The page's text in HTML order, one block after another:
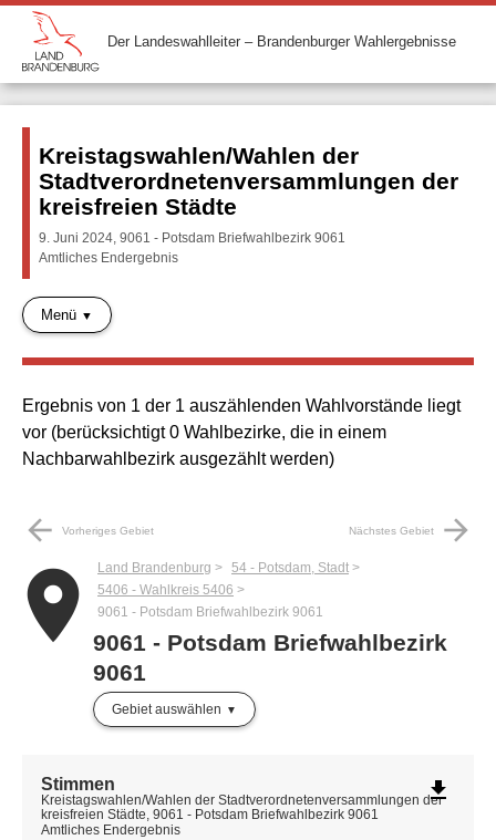
Der Landeswahlleiter – Brandenburger Wahlergebnisse
Kreistagswahlen/Wahlen der
Stadtverordnetenversammlungen der
kreisfreien Städte
9. Juni 2024, 9061 - Potsdam Briefwahlbezirk 9061
Amtliches Endergebnis
Menü
Ergebnis von 1 der 1 auszählenden Wahlvorstände liegt
vor (berücksichtigt 0 Wahlbezirke, die in einem
Nachbarwahlbezirk ausgezählt werden)
arrow_back Vorheriges Gebiet Nächstes Gebiet arrow_forward
place Land Brandenburg
54 - Potsdam, Stadt
5406 - Wahlkreis 5406
9061 - Potsdam Briefwahlbezirk 9061
9061 - Potsdam Briefwahlbezirk
9061
Gebiet auswählen
Stimmen
Kreistagswahlen/Wahlen der Stadtverordnetenversammlungen der
kreisfreien Städte, 9061 - Potsdam Briefwahlbezirk 9061
Amtliches Endergebnis
file_download